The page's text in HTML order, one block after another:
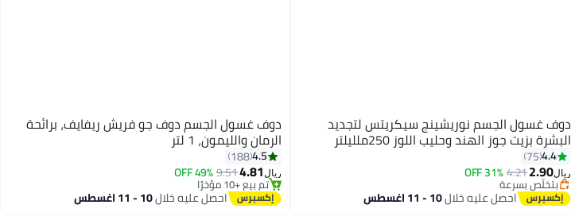
دوف غسول الجسم نوريشينج سيكريتس لتجديد
البشرة بزيت جوز الهند وحليب اللوز 250ملليلتر
4.4
75
ريال2.90
4.21
31% OFF
بتخلّص بسرعة
تم بيع +40 مؤخرًا
بتخلّص بسرعة
احصل عليه خلال10 - 11 اغسطس
دوف غسول الجسم دوف جو فريش ريفايف، برائحة
الرمان والليمون، 1 لتر
4.5
188
ريال4.81
9.51
49% OFF
أقل سعر في 30 يوم
بتخلّص بسرعة
تم بيع +10 مؤخرًا
أقل سعر في 30 يوماحصل عليه خلال10 - 11 اغسطس